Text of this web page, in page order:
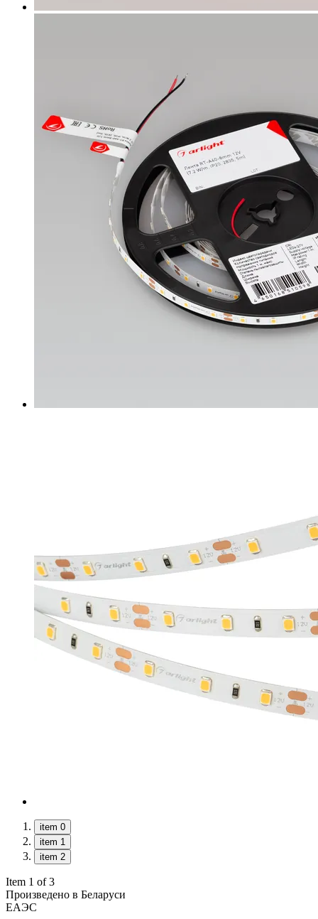
item 0
item 1
item 2
Item 1 of 3
Произведено в Беларуси
ЕАЭС